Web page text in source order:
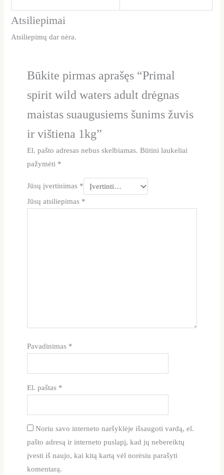
Atsiliepimai
Atsiliepimų dar nėra.
Būkite pirmas aprašęs “Primal
spirit wild waters adult drėgnas
maistas suaugusiems šunims žuvis
ir vištiena 1kg”
El. pašto adresas nebus skelbiamas. Būtini laukeliai
pažymėti *
Jūsų įvertinimas *
Jūsų atsiliepimas *
Pavadinimas *
El. paštas *
Noriu savo interneto naršyklėje išsaugoti vardą, el.
pašto adresą ir interneto puslapį, kad jų nebereiktų
įvesti iš naujo, kai kitą kartą vėl norėsiu parašyti
komentarą.